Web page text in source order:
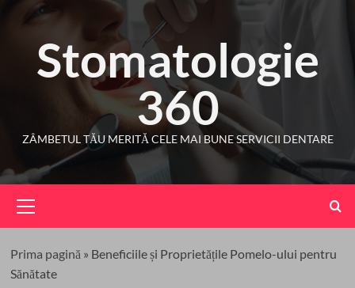
contentStomatologie
360
ZÂMBETUL TĂU MERITĂ CELE MAI BUNE SERVICII DENTARE
Menu
Prima pagină » Beneficiile și Proprietățile Pomelo-ului pentru
Sănătate